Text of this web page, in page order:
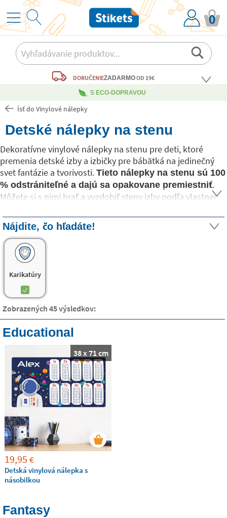
0
DORUČENIEZADARMOOD 19€
S ECO-DOPRAVOU
Ísť do Vinylové nálepky
Detské nálepky na stenu
Dekoratívne vinylové nálepky na stenu pre deti, ktoré
premenia detské izby a izbičky pre bábätká na jedinečný
svet fantázie a tvorivosti. Tieto nálepky na stenu sú 100
% odstrániteľné a dajú sa opakovane premiestniť.
Môžete si s nimi hrať a vyzdobiť steny izby podľa vlastnej
vyrobené ztextilného vinylu: veľmi ľahko sa aplikujú,
dajú sa odstrániť a nezanechávajú na stene žiadne
stopy. Deti si ich dokonca dokážu nalepiť aj samé!
Nájdite, čo hľadáte!
Karikatúry
Zobrazených 45 výsledkov:
Educational
38 x 71 cm
19,95 €
Detská vinylová nálepka s
násobilkou
Fantasy